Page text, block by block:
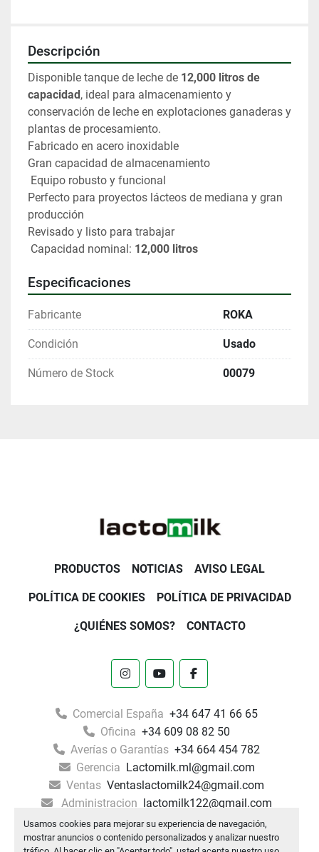
Usamos cookies para mejorar su experiencia de navegación,
mostrar anuncios o contenido personalizados y analizar nuestro
Descripción
Disponible tanque de leche de 12,000 litros de
capacidad , ideal para almacenamiento y
conservación de leche en explotaciones ganaderas y
plantas de procesamiento.
Fabricado en acero inoxidable
Gran capacidad de almacenamiento
Equipo robusto y funcional
Perfecto para proyectos lácteos de mediana y gran
producción
Revisado y listo para trabajar
Capacidad nominal: 12,000 litros
Especificaciones
Fabricante ROKA
Condición Usado
Número de Stock 00079
PRODUCTOS NOTICIAS AVISO LEGAL
POLÍTICA DE COOKIES POLÍTICA DE PRIVACIDAD
¿QUIÉNES SOMOS? CONTACTO
instagramyoutubefacebook
Comercial España +34 647 41 66 65
Oficina +34 609 08 82 50
Averías o Garantías +34 664 454 782
Gerencia Lactomilk.ml@gmail.com
Ventas Ventaslactomilk24@gmail.com
Administracion
lactomilk122@gmail.com
Machinio Systemsitio web deMachinio